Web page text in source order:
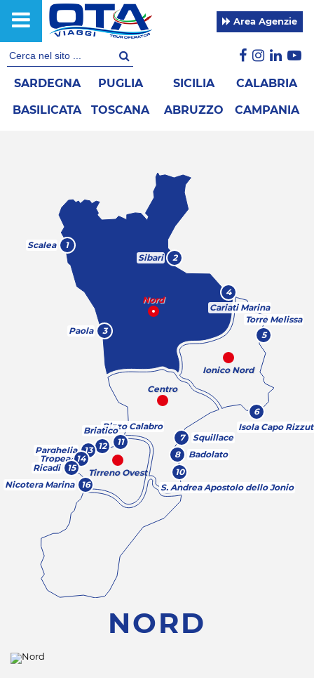
Area Agenzie
SARDEGNA PUGLIA SICILIA CALABRIA
BASILICATA TOSCANA ABRUZZO CAMPANIA
1
Scalea
2
Sibari
3
Paola
4
Cariati Marina
5
Torre Melissa
6
Isola Capo
7
Squillace
8 Badolato
10
S. Andrea Apostolo dello Jonio
11
Pizzo Calabro
12
Briatico
13
Parghelia
14
Tropea
15
Ricadi
16
Nicotera Marina
Nord
Tirreno Ovest
Centro
Ionico Nord
NORD